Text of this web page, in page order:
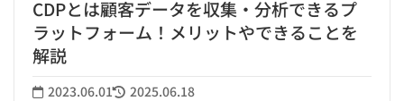
CDPとは顧客データを収集・分析できるプ
ラットフォーム！メリットやできることを
解説
2023.06.01 2025.06.18